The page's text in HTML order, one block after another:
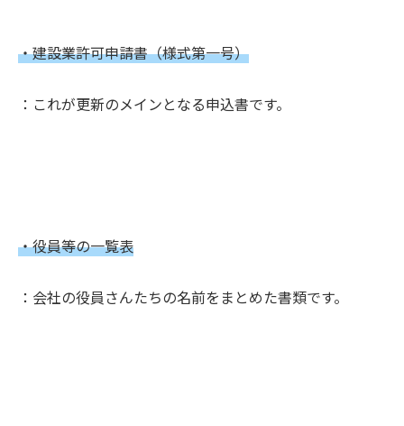
・建設業許可申請書（様式第一号）
：これが更新のメインとなる申込書です。
・役員等の一覧表
：会社の役員さんたちの名前をまとめた書類です。